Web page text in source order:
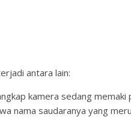
antara lain:
kamera sedang memaki
nama saudaranya yang